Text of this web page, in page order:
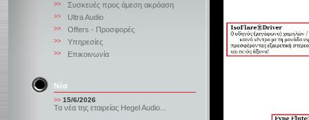
>> Συσκευές προς άμεση ακρόαση
>> Ultra Audio
>> Offers - Προσφορές
>> Υπηρεσίες
>> Επικοινωνία
Νέα
>> 15/6/2026
Τα νέα της εταιρείας Hegel Audio...